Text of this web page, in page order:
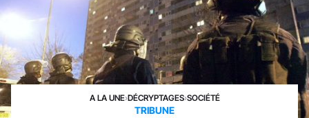
A LA UNE›DÉCRYPTAGES›SOCIÉTÉ
TRIBUNE